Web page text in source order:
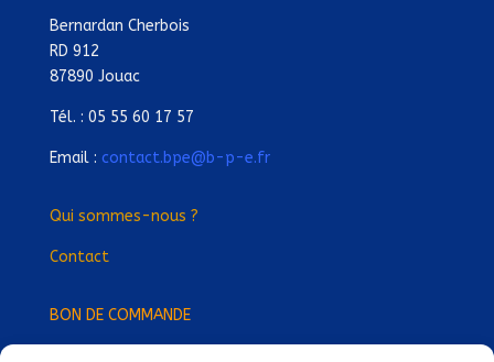
Bernardan Cherbois
RD 912
87890 Jouac
Tél. : 05 55 60 17 57
Email : contact.bpe@b-p-e.fr
Qui sommes-nous ?
Contact
BON DE COMMANDE